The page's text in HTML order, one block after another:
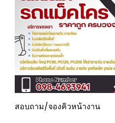
สอบถาม/จองคิวหน้างาน